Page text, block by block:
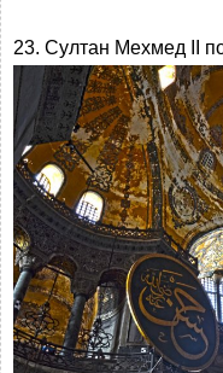
23. Султан Мехмед II